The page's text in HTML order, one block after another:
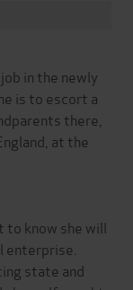
in the newly
is to escort a
there,
at the
to know she will
enterprise.
state and